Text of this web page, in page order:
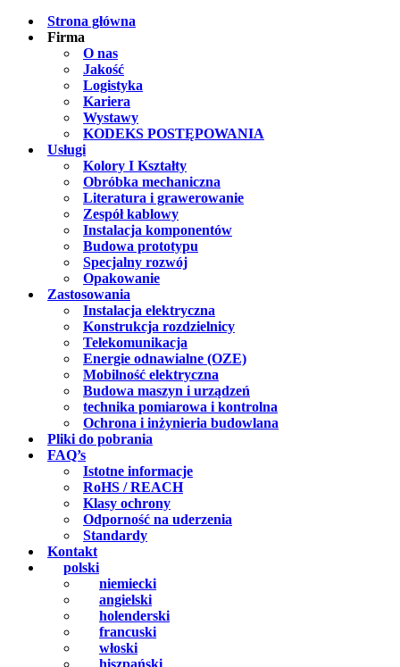
Strona główna
Firma
O nas
Jakość
Logistyka
Kariera
Wystawy
KODEKS POSTĘPOWANIA
Usługi
Kolory I Kształty
Obróbka mechaniczna
Literatura i grawerowanie
Zespół kablowy
Instalacja komponentów
Budowa prototypu
Specjalny rozwój
Opakowanie
Zastosowania
Instalacja elektryczna
Konstrukcja rozdzielnicy
Telekomunikacja
Energie odnawialne (OZE)
Mobilność elektryczna
Budowa maszyn i urządzeń
technika pomiarowa i kontrolna
Ochrona i inżynieria budowlana
Pliki do pobrania
FAQ’s
Istotne informacje
RoHS / REACH
Klasy ochrony
Odporność na uderzenia
Standardy
Kontakt
polski
niemiecki
angielski
holenderski
francuski
włoski